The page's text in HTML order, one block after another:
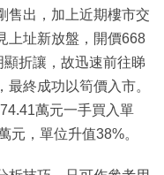
售出，加上近期樓市交
上址新放盤，開價668
折讓，故迅速前往睇
終成功以筍價入市。
萬元一手買入單
元，單位升值38%。